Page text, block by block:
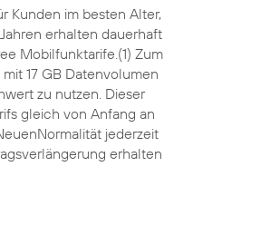
Kunden im besten Alter,
erhalten dauerhaft
Mobilfunktarife.(1) Zum
17 GB Datenvolumen
zu nutzen. Dieser
gleich von Anfang an
jederzeit
erhalten